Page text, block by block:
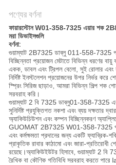
পণ্যের বর্ণনা
ফায়ারস্টোন W01-358-7325 এয়ার শক 2B8-
মরা ডিভাইসগুলি
বর্ণনা:
গুয়াম্যাট 2B7325 ডাব্লু 011-558-7325
বিচ্ছিন্নতা প্রয়োজন মেটাতে বিভিন্ন ধরণের
একক, ডাবল এবং ট্রিপল বেলো, সুই রোলার
নির্দিষ্ট ইনস্টলেশন প্রয়োজনের উপর নির্ভর
স্প্রিং সিরিজ ছাড়াও, আমরা বিভিন্ন শিল্প শক
সরবরাহ করি।
গুয়াম্যাট 2 বি 7325 ডাব্লু01-358-7325
সুনির্দিষ্ট প্রযুক্তিগত নকশা এবং ব্যয় দক্ষতার
অ্যাকিউচিউশন এবং কম্পন বিচ্ছিন্নকরণ
GUOMAT 2B7325 W01-358-7325
এবং কর্মক্ষমতা প্রদানের জন্য একটি ফ্যাব্রিক-
প্রাকৃতিক রাবার কাঠামো এবং জারা-প্রতিরোধী
রয়েছে।অ্যাকিউইউটর হিসাবে, গুয়াম্যাট 2
রৈখিক বা কৌণিক গতিবিধি সরবরাহ করতে পারে